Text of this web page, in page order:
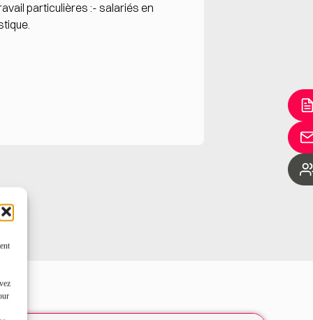
particulières :- salariés en